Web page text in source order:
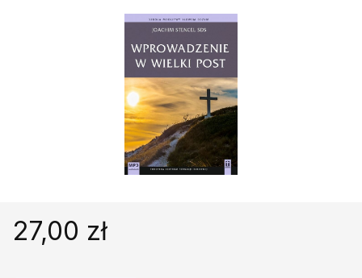
Książki obcojęzyczne
Poradniki, leksykony...
Promocja
27,00 zł